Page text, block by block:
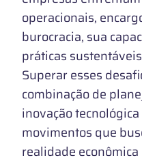
operacionais,
burocracia, sua
práticas
Superar esses
combinação de
inovação
movimentos que
realidade